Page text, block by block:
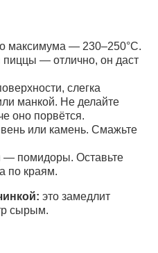
максимума — 230–250°C.
пиццы — отлично, он даст
слегка
манкой. Не делайте
оно порвётся.
или камень. Смажьте
— помидоры. Оставьте
по краям.
это замедлит
сырым.